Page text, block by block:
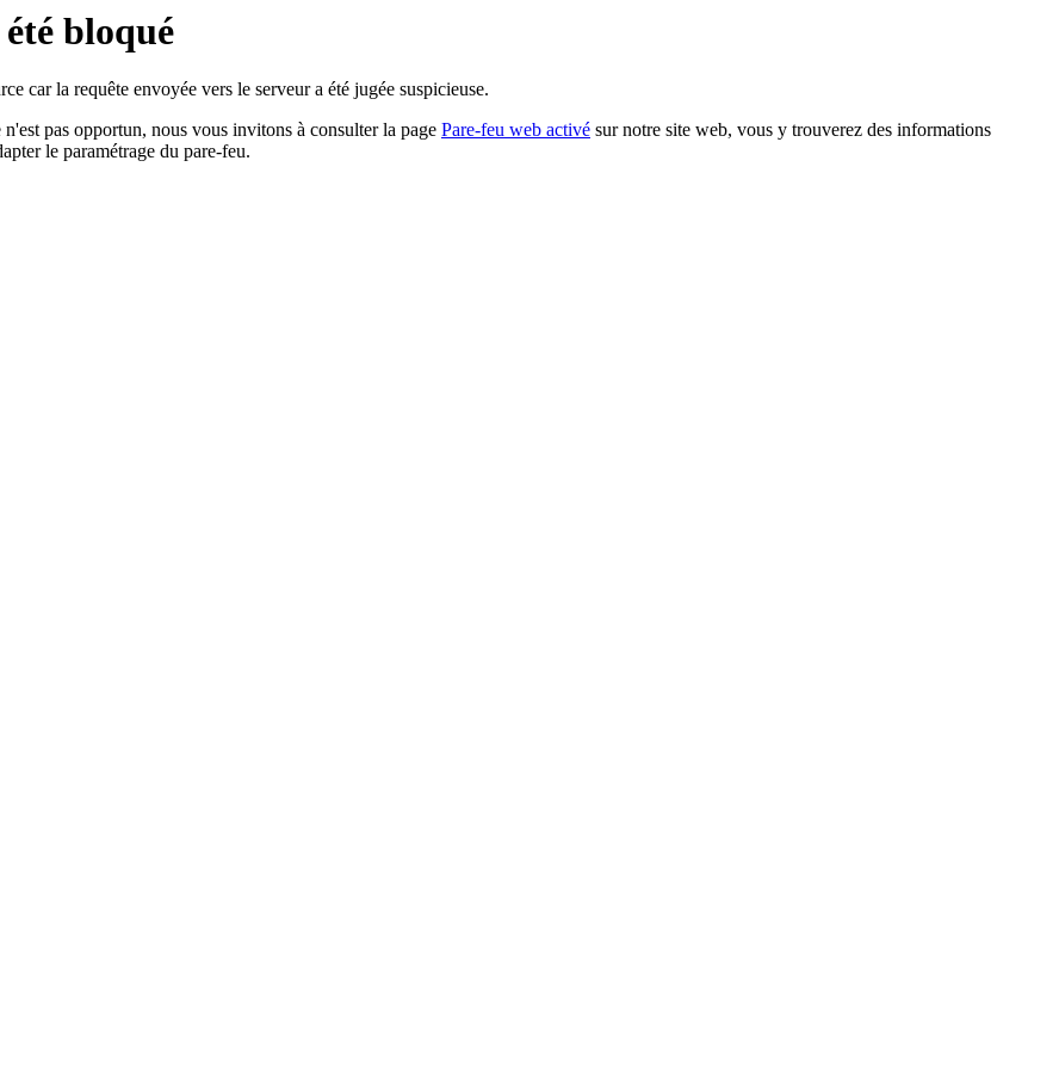
été bloqué
car la requête envoyée vers le serveur a été jugée suspicieuse.
pas opportun, nous vous invitons à consulter la page Pare-feu web activé sur notre site web, vous y trouverez des informations
le paramétrage du pare-feu.